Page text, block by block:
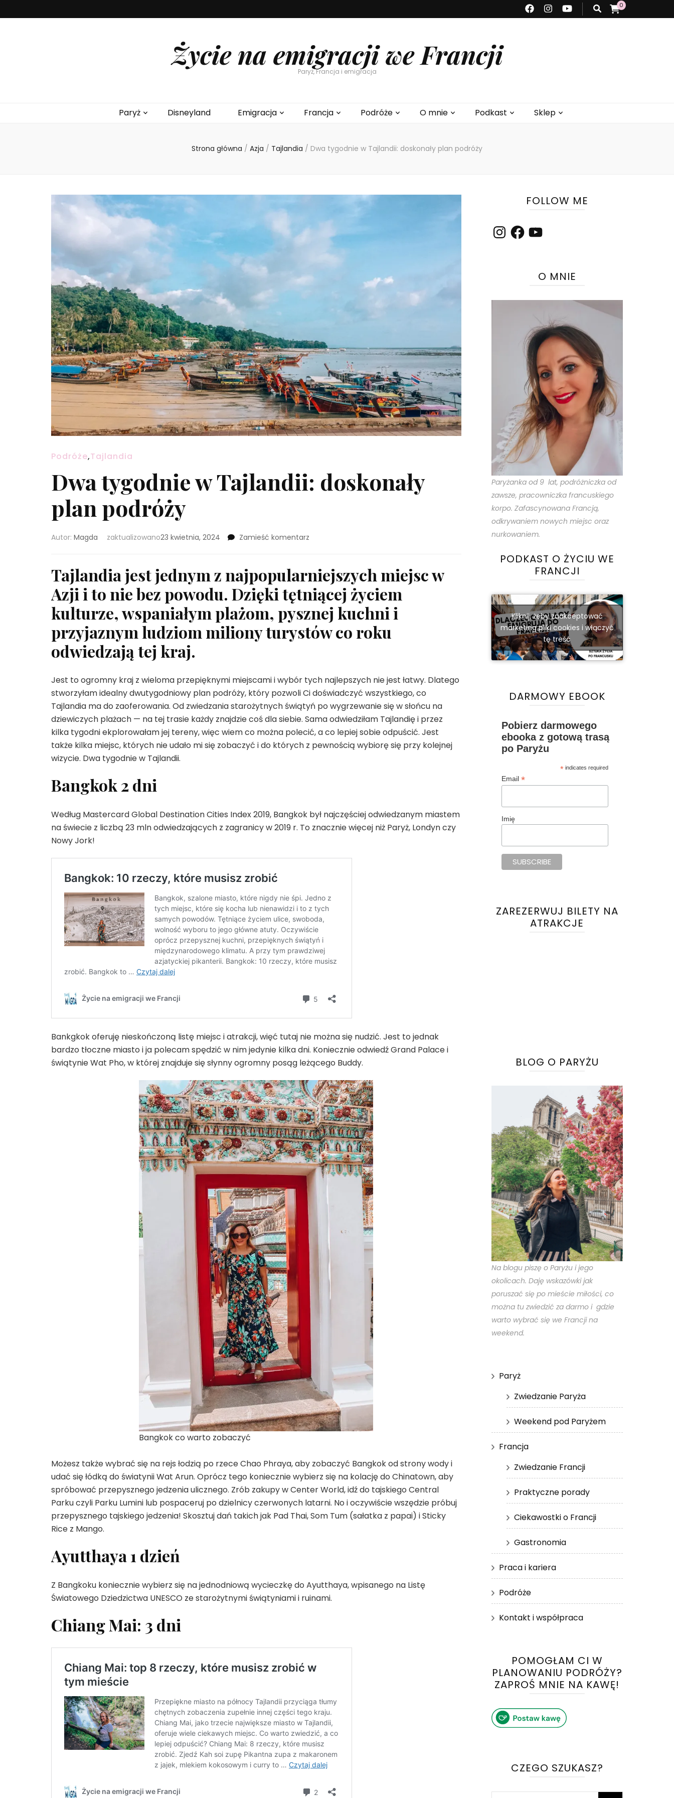
0
Życie na emigracji we Francji
Paryż, Francja i emigracja
Paryż Disneyland Emigracja Francja Podróże O mnie Podkast Sklep
Strona główna / Azja / Tajlandia / Dwa tygodnie w Tajlandii: doskonały plan podróży
Podróże,Tajlandia
Dwa tygodnie w Tajlandii: doskonały
plan podróży
Autor: Magda zaktualizowano23 kwietnia, 2024 Zamieść komentarz
tygodnie
w
Tajlandii:
doskonały
plan
podróży
Tajlandia jest jednym z najpopularniejszych miejsc w
Azji i to nie bez powodu. Dzięki tętniącej życiem
kulturze, wspaniałym plażom, pysznej kuchni i
przyjaznym ludziom miliony turystów co roku
odwiedzają tej kraj.
Jest to ogromny kraj z wieloma przepięknymi miejscami i wybór tych najlepszych nie jest łatwy. Dlatego
stworzyłam idealny dwutygodniowy plan podróży, który pozwoli Ci doświadczyć wszystkiego, co
Tajlandia ma do zaoferowania. Od zwiedzania starożytnych świątyń po wygrzewanie się w słońcu na
dziewiczych plażach — na tej trasie każdy znajdzie coś dla siebie. Sama odwiedziłam Tajlandię i przez
kilka tygodni ekplorowałam jej tereny, więc wiem co można polecić, a co lepiej sobie odpuścić. Jest
także kilka miejsc, których nie udało mi się zobaczyć i do których z pewnością wybiorę się przy kolejnej
wizycie. Dwa tygodnie w Tajlandii.
Bangkok 2 dni
Według Mastercard Global Destination Cities Index 2019, Bangkok był najczęściej odwiedzanym miastem
na świecie z liczbą 23 mln odwiedzających z zagranicy w 2019 r. To znacznie więcej niż Paryż, Londyn czy
Nowy Jork!
Bankgkok oferuję nieskończoną listę miejsc i atrakcji, więć tutaj nie można się nudzić. Jest to jednak
bardzo tłoczne miasto i ja polecam spędzić w nim jedynie kilka dni. Koniecznie odwiedź Grand Palace i
świątynie Wat Pho, w której znajduje się słynny ogromny posąg leżącego Buddy.
Bangkok co warto zobaczyć
Możesz także wybrać się na rejs łodzią po rzece Chao Phraya, aby zobaczyć Bangkok od strony wody i
udać się łódką do światynii Wat Arun. Oprócz tego koniecznie wybierz się na kolację do Chinatown, aby
spróbować przepysznego jedzenia ulicznego. Zrób zakupy w Center World, idź do tajskiego Central
Parku czyli Parku Lumini lub pospaceruj po dzielnicy czerwonych latarni. No i oczywiście wszędzie próbuj
przepysznego tajskiego jedzenia! Skosztuj dań takich jak Pad Thai, Som Tum (sałatka z papai) i Sticky
Rice z Mango.
Ayutthaya 1 dzień
Z Bangkoku koniecznie wybierz się na jednodniową wycieczkę do Ayutthaya, wpisanego na Listę
Światowego Dziedzictwa UNESCO ze starożytnymi świątyniami i ruinami.
Chiang Mai: 3 dni
FOLLOW ME
Instagram
FacebookYouTube
O MNIE
Paryżanka od 9 lat, podróżniczka od
zawsze, pracowniczka francuskiego
korpo. Zafascynowana Francją,
odkrywaniem nowych miejsc oraz
nurkowaniem.
PODKAST O ŻYCIU WE
FRANCJI
Kliknij, żeby zaakceptować
marketing pliki cookies i włączyć
tę treść
DARMOWY EBOOK
Pobierz darmowego
ebooka z gotową trasą
po Paryżu
* indicates required
Email *
Imię
ZAREZERWUJ BILETY NA
ATRAKCJE
BLOG O PARYŻU
Na blogu piszę o Paryżu i jego
okolicach. Daję wskazówki jak
poruszać się po mieście miłości, co
można tu zwiedzić za darmo i gdzie
warto wybrać się we Francji na
weekend.
Paryż
Zwiedzanie Paryża
Weekend pod Paryżem
Francja
Zwiedzanie Francji
Praktyczne porady
Ciekawostki o Francji
Gastronomia
Praca i kariera
Podróże
Kontakt i współpraca
POMOGŁAM CI W
PLANOWANIU PODRÓŻY?
ZAPROŚ MNIE NA KAWĘ!
CZEGO SZUKASZ?